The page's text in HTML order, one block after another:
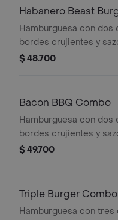
elección.
Habanero Beast
(Picante)
Hamburguesa con dos
bordes crujientes y
queso americano, Salsa
+ papas + bebida a
$ 48.700
Bacon BBQ Combo
Hamburguesa con dos
bordes crujientes y
queso americano, Salsa
$ 49.700
Triple Burger Combo
Hamburguesa con tres